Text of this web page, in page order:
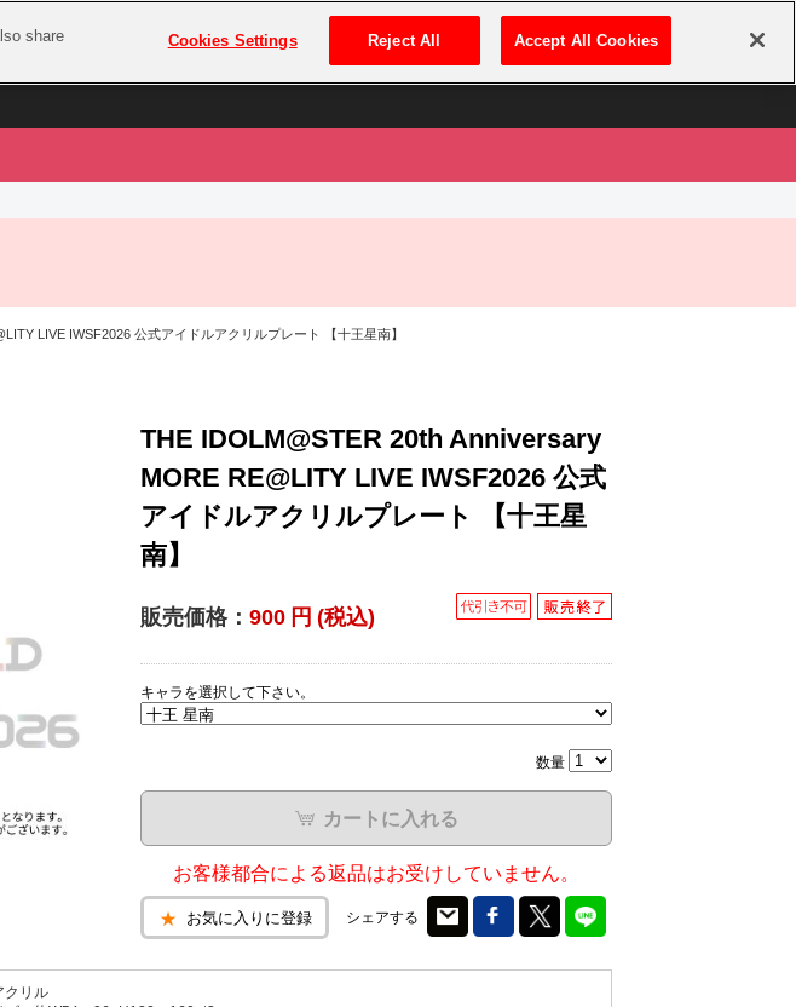
プレミアム会員とは ログイン・新規登録
サンシャイン‼
虹ヶ咲学園スクールアイドル同好会
LIVE IWSF2026 公式アイドルアクリルプレート 【十王星南】
THE IDOLM@STER 20th Anniversary
MORE RE@LITY LIVE IWSF2026 公式
アイドルアクリルプレート 【十王星
南】
販売価格： 900 円 (税込)
キャラを選択して下さい。
数量
カートに入れる
お客様都合による返品はお受けしていません。
お気に入りに登録 シェアする
クリル
share
Cookies Settings Reject All Accept All Cookies